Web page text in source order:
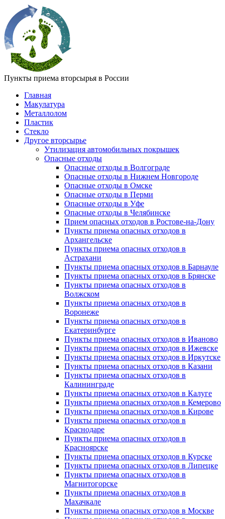
Пункты приема вторсырья в России
Главная
Макулатура
Металлолом
Пластик
Стекло
Другое вторсырье
Утилизация автомобильных покрышек
Опасные отходы
Опасные отходы в Волгограде
Опасные отходы в Нижнем Новгороде
Опасные отходы в Омске
Опасные отходы в Перми
Опасные отходы в Уфе
Опасные отходы в Челябинске
Прием опасных отходов в Ростове-на-Дону
Пункты приема опасных отходов в
Архангельске
Пункты приема опасных отходов в
Астрахани
Пункты приема опасных отходов в Барнауле
Пункты приема опасных отходов в Брянске
Пункты приема опасных отходов в
Волжском
Пункты приема опасных отходов в
Воронеже
Пункты приема опасных отходов в
Екатеринбурге
Пункты приема опасных отходов в Иваново
Пункты приема опасных отходов в Ижевске
Пункты приема опасных отходов в Иркутске
Пункты приема опасных отходов в Казани
Пункты приема опасных отходов в
Калининграде
Пункты приема опасных отходов в Калуге
Пункты приема опасных отходов в Кемерово
Пункты приема опасных отходов в Кирове
Пункты приема опасных отходов в
Краснодаре
Пункты приема опасных отходов в
Красноярске
Пункты приема опасных отходов в Курске
Пункты приема опасных отходов в Липецке
Пункты приема опасных отходов в
Магнитогорске
Пункты приема опасных отходов в
Махачкале
Пункты приема опасных отходов в Москве